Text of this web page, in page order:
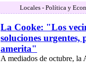
Locales - Política y
La Cooke: "Los
soluciones urgentes,
amerita"
A mediados de octubre, la